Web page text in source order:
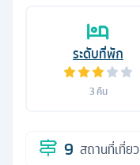
ระดับที่พัก
3คืน
9 สถานที่เที่ยว